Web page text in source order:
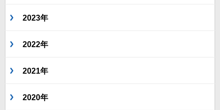
2023年
2022年
2021年
2020年